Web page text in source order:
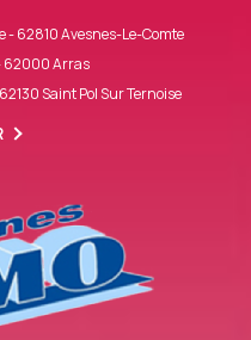
- 62810 Avesnes-Le-Comte
62000 Arras
Saint Pol Sur Ternoise